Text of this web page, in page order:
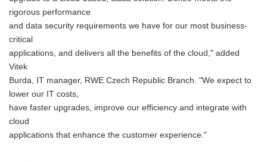
rigorous performance
and data security requirements we have for our most business-
critical
applications, and delivers all the benefits of the cloud," added
Vitek
Burda, IT manager, RWE Czech Republic Branch. "We expect to
lower our IT costs,
have faster upgrades, improve our efficiency and integrate with
cloud
applications that enhance the customer experience."